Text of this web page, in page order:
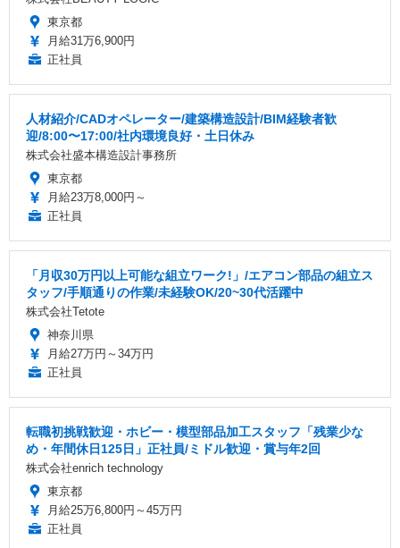
東京都
月給31万6,900円
正社員
人材紹介/CADオペレーター/建築構造設計/BIM経験者歓
迎/8:00〜17:00/社内環境良好・土日休み
株式会社盛本構造設計事務所
東京都
月給23万8,000円～
正社員
「月収30万円以上可能な組立ワーク!」/エアコン部品の組立ス
タッフ/手順通りの作業/未経験OK/20~30代活躍中
株式会社Tetote
神奈川県
月給27万円～34万円
正社員
転職初挑戦歓迎・ホビー・模型部品加工スタッフ「残業少な
め・年間休日125日」正社員/ミドル歓迎・賞与年2回
株式会社enrich technology
東京都
月給25万6,800円～45万円
正社員